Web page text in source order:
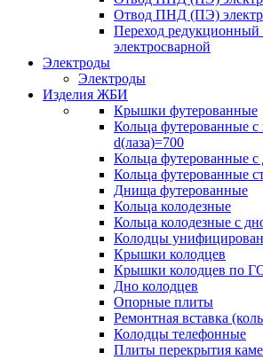
Отвод ПНД (ПЭ)
Переход
электросварной
Электроды
Электроды
Изделия ЖБИ
Крышки футерованные
Кольца футерованные
d(лаза)=700
Кольца футерованные
Кольца футерованные
Днища футерованные
Кольца колодезные
Кольца колодезные с
Колодцы
Крышки колодцев
Крышки колодцев по
Дно колодцев
Опорные плиты
Ремонтная вставка
Колодцы телефонные
Плиты перекрытия